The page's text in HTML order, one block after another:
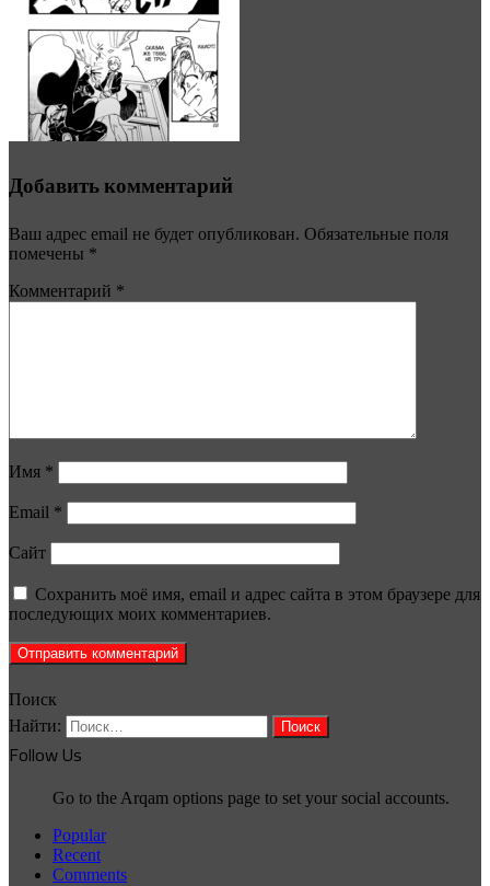
Добавить комментарий
Ваш адрес email не будет опубликован. Обязательные поля
помечены *
Комментарий *
Имя *
Email *
Сайт
Сохранить моё имя, email и адрес сайта в этом браузере для
последующих моих комментариев.
Поиск
Найти:
Follow Us
Go to the Arqam options page to set your social accounts.
Popular
Recent
Comments